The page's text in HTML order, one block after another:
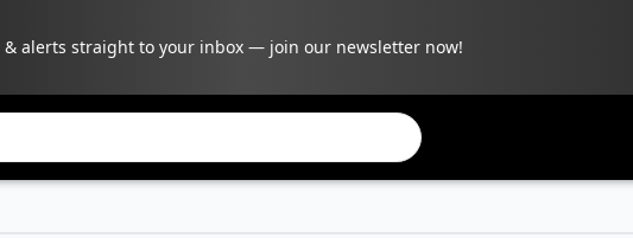
& alerts straight to your inbox — join our newsletter now!